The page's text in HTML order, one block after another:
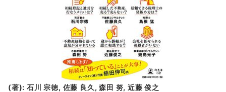
(著): 石川 宗徳, 佐藤 良久, 森田 努, 近藤 俊之